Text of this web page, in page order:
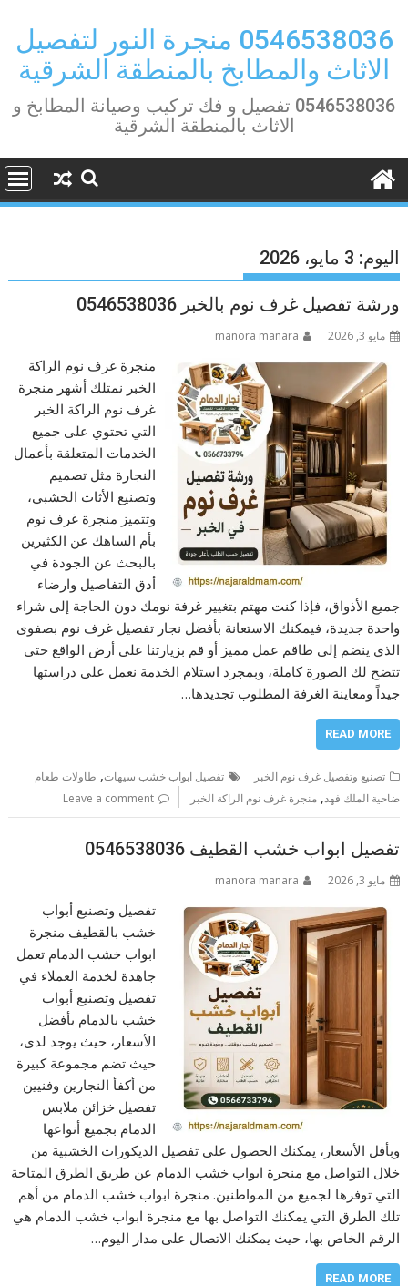
content
0546538036 منجرة النور لتفصيل
الاثاث والمطابخ بالمنطقة الشرقية
0546538036 تفصيل و فك تركيب وصيانة المطابخ و
الاثاث بالمنطقة الشرقية
اليوم: 3 مايو، 2026
ورشة تفصيل غرف نوم بالخبر 0546538036
مايو 3, 2026 manora manara
منجرة غرف نوم الراكة
الخبر نمتلك أشهر منجرة
غرف نوم الراكة الخبر
التي تحتوي على جميع
الخدمات المتعلقة بأعمال
النجارة مثل تصميم
وتصنيع الأثاث الخشبي،
وتتميز منجرة غرف نوم
بأم الساهك عن الكثيرين
بالبحث عن الجودة في
أدق التفاصيل وارضاء
جميع الأذواق، فإذا كنت مهتم بتغيير غرفة نومك دون الحاجة إلى شراء
واحدة جديدة، فيمكنك الاستعانة بأفضل نجار تفصيل غرف نوم بصفوى
الذي ينضم إلى طاقم عمل مميز أو قم بزيارتنا على أرض الواقع حتى
تتضح لك الصورة كاملة، وبمجرد استلام الخدمة نعمل على دراستها
جيداً ومعاينة الغرفة المطلوب تجديدها…
READ MORE
تصنيع وتفصيل غرف نوم الخبر تفصيل ابواب خشب سيهات, طاولات طعام
ضاحية الملك فهد,منجرة غرف نوم الراكة الخبر Leave a comment
تفصيل ابواب خشب القطيف 0546538036
مايو 3, 2026 manora manara
تفصيل وتصنيع أبواب
خشب بالقطيف منجرة
ابواب خشب الدمام تعمل
جاهدة لخدمة العملاء في
تفصيل وتصنيع أبواب
خشب بالدمام بأفضل
الأسعار، حيث يوجد لدى،
حيث تضم مجموعة كبيرة
من أكفأ النجارين وفنيين
تفصيل خزائن ملابس
الدمام بجميع أنواعها
وبأقل الأسعار، يمكنك الحصول على تفصيل الديكورات الخشبية من
خلال التواصل مع منجرة ابواب خشب الدمام عن طريق الطرق المتاحة
التي توفرها لجميع من المواطنين. منجرة ابواب خشب الدمام من أهم
تلك الطرق التي يمكنك التواصل بها مع منجرة ابواب خشب الدمام هي
الرقم الخاص بها، حيث يمكنك الاتصال على مدار اليوم…
READ MORE